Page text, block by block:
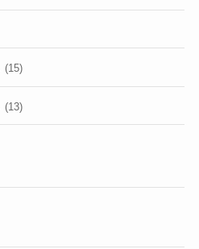
(15)
(13)